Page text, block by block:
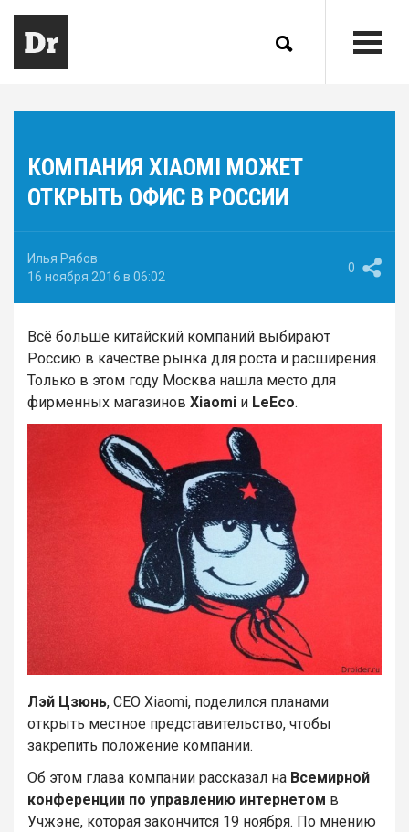
КОМПАНИЯ XIAOMI МОЖЕТ
ОТКРЫТЬ ОФИС В РОССИИ
Илья Рябов
16 ноября 2016 в 06:02
0
Всё больше китайский компаний выбирают
Россию в качестве рынка для роста и расширения.
Только в этом году Москва нашла место для
фирменных магазинов Xiaomi и LeEco.
Лэй Цзюнь, CEO Xiaomi, поделился планами
открыть местное представительство, чтобы
закрепить положение компании.
Об этом глава компании рассказал на Всемирной
конференции по управлению интернетом в
Учжэне, которая закончится 19 ноября. По мнению